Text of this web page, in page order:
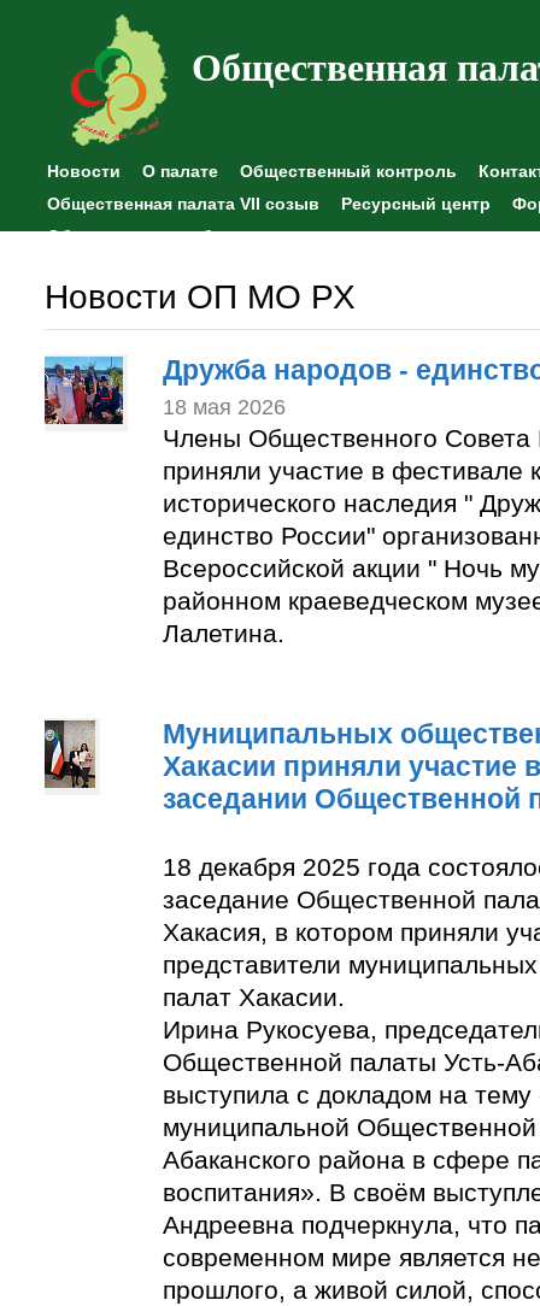
Общественная
Новости О палате Общественный контроль
Общественная палата VII созыв
Ресурсный центр
Общественные наблюдения
Новости ОП МО РХ
Дружба народов -
18 мая 2026
Члены Общественного Совета
приняли участие в фестивале
исторического наследия "
единство России"
Всероссийской акции " Ночь
районном краеведческом
Лалетина.
Муниципальных
Хакасии приняли участие
заседании Общественной
18 декабря 2025 года
заседание Общественной
Хакасия, в котором приняли
представители
палат Хакасии.
Ирина Рукосуева,
Общественной палаты Усть-
выступила с докладом на
муниципальной
Абаканского района в сфере
воспитания». В своём
Андреевна подчеркнула, что
современном мире является
прошлого, а живой силой,